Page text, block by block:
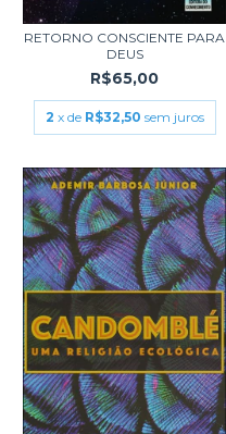
RETORNO CONSCIENTE PARA
DEUS
R$65,00
2 x de R$32,50 sem juros